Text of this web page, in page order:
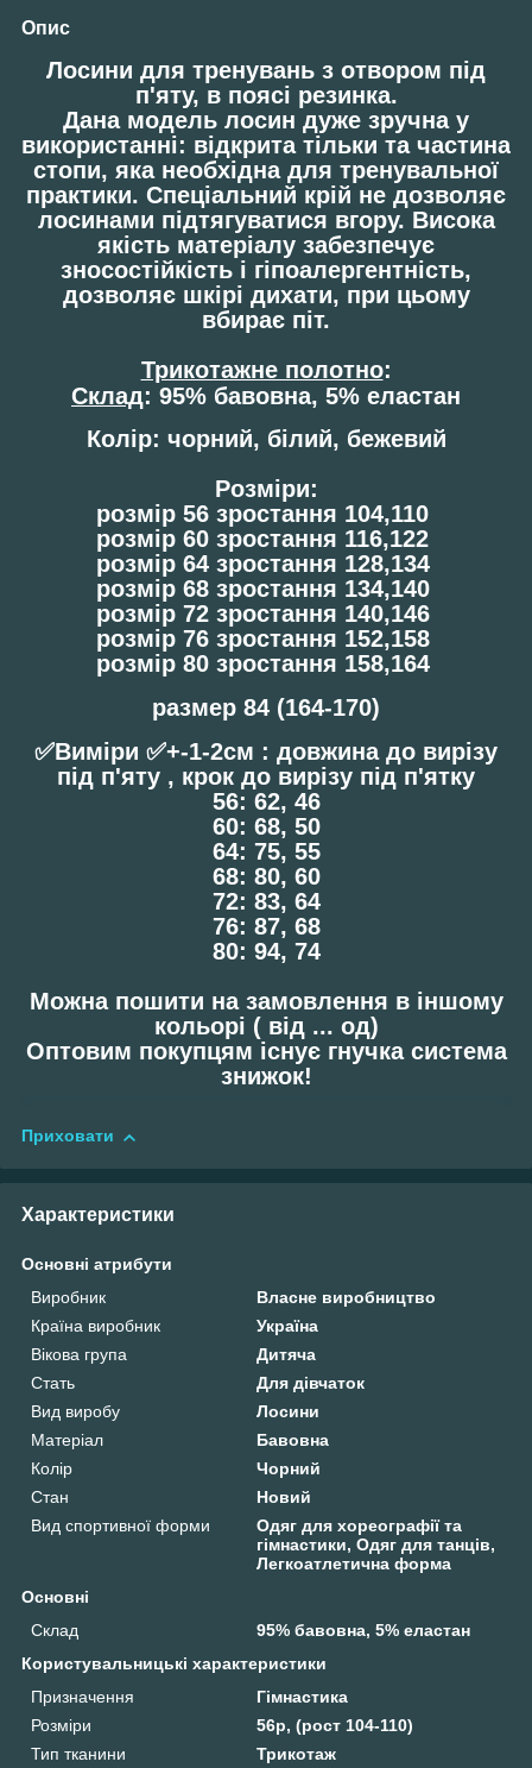
Опис
Лосини для тренувань з отвором під
п'яту, в поясі резинка.
Дана модель лосин дуже зручна у
використанні: відкрита тільки та частина
стопи, яка необхідна для тренувальної
практики. Спеціальний крій не дозволяє
лосинами підтягуватися вгору. Висока
якість матеріалу забезпечує
зносостійкість і гіпоалергентність,
дозволяє шкірі дихати, при цьому
вбирає піт.
Трикотажне полотно:
Склад: 95% бавовна, 5% еластан
Колір: чорний, білий, бежевий
Розміри:
розмір 56 зростання 104,110
розмір 60 зростання 116,122
розмір 64 зростання 128,134
розмір 68 зростання 134,140
розмір 72 зростання 140,146
розмір 76 зростання 152,158
розмір 80 зростання 158,164
размер 84 (164-170)
✅Виміри ✅+-1-2см : довжина до вирізу
під п'яту , крок до вирізу під п'ятку
56: 62, 46
60: 68, 50
64: 75, 55
68: 80, 60
72: 83, 64
76: 87, 68
80: 94, 74
Можна пошити на замовлення в іншому
кольорі ( від ... од)
Оптовим покупцям існує гнучка система
знижок!
Приховати
Характеристики
Основні атрибути
Виробник
Власне виробництво
Країна виробник
Україна
Вікова група
Дитяча
Стать
Для дівчаток
Вид виробу
Лосини
Матеріал
Бавовна
Колір
Чорний
Стан
Новий
Вид спортивної форми
Одяг для хореографії та
гімнастики, Одяг для танців,
Легкоатлетична форма
Основні
Склад
95% бавовна, 5% еластан
Користувальницькі характеристики
Призначення
Гімнастика
Розміри
56р, (рост 104-110)
Тип тканини
Трикотаж